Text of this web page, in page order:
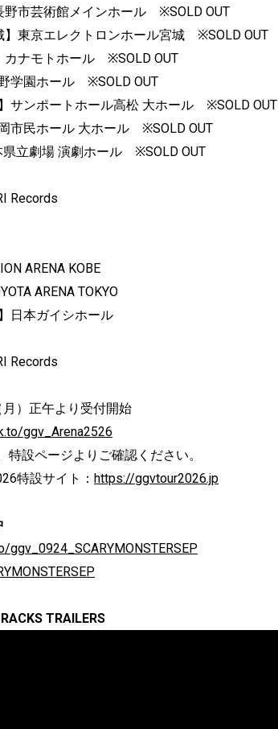
野市芸術館メインホール ※SOLD OUT
】東京エレクトロンホール宮城 ※SOLD OUT
カナモトホール ※SOLD OUT
学園ホール ※SOLD OUT
サンポートホール高松 大ホール ※SOLD OUT
市民ホール 大ホール ※SOLD OUT
立劇場 演劇ホール ※SOLD OUT
Records
ARENA KOBE
ARENA TOKYO
日本ガイシホール
Records
）正午より受付開始
ggv_Arena2526
設ページよりご確認ください。
特設サイト： https://ggvtour2026.jp
ggv_0924_SCARYMONSTERSEP
TRAILERS